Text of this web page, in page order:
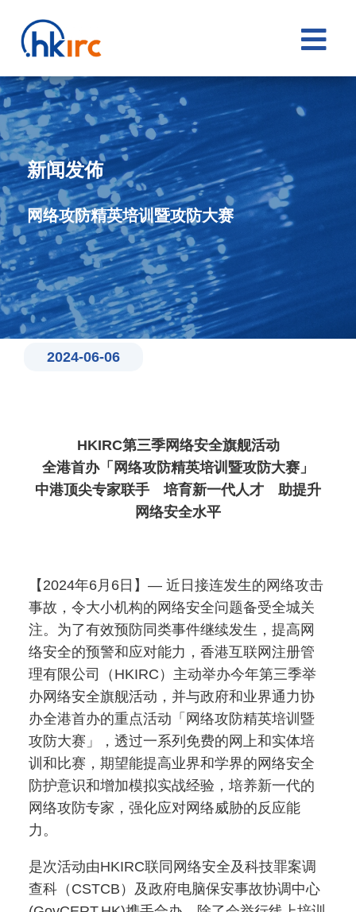

新闻发佈
网络攻防精英培训暨攻防大赛
2024-06-06
HKIRC第三季网络安全旗舰活动
全港首办「网络攻防精英培训暨攻防大赛」
中港顶尖专家联手 培育新一代人才 助提升
网络安全水平
【2024年6月6 日】— 近日接连发生的网络攻击
事故，令大小机构的网络安全问题备受全城关
注。为了有效预防同类事件继续发生，提高网
络安全的预警和应对能力，香港互联网注册管
理有限公司（ HKIRC）主动举办今年第三季举
办网络安全旗舰活动，并与政府和业界通力协
办全港首办的重点活动「网络攻防精英培训暨
攻防大赛」，透过一系列免费的网上和实体培
训和比赛，期望能提高业界和学界的网络安全
防护意识和增加模拟实战经验，培养新一代的
网络攻防专家，强化应对网络威胁的反应能
力。
是次活动由HKIRC联同网络安全及科技罪案调
查科（ CSTCB）及政府电脑保安事故协调中心